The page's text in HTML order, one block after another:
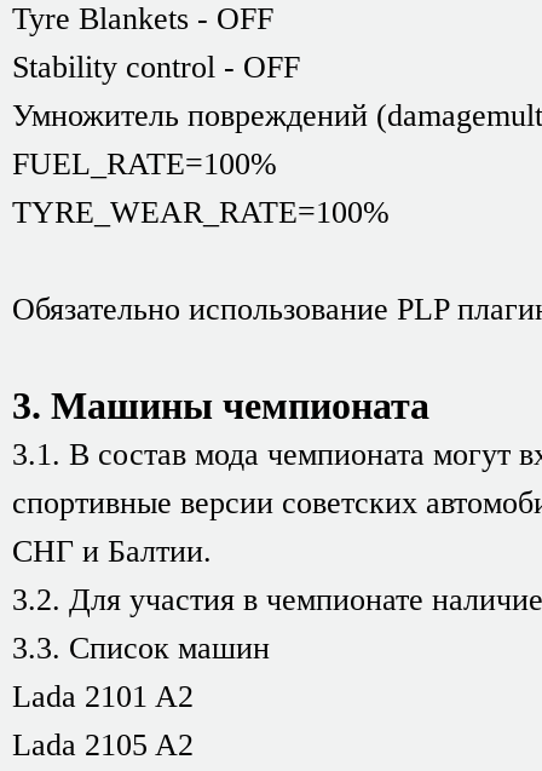
Tyre Blankets - OFF
Stability control - OFF
Умножитель повреждений
FUEL_RATE=100%
TYRE_WEAR_RATE=100%
Обязательно использование PLP
3. Машины чемпионата
3.1. В состав мода чемпионата могут
спортивные версии советских
СНГ и Балтии.
3.2. Для участия в чемпионате
3.3. Список машин
Lada 2101 A2
Lada 2105 A2